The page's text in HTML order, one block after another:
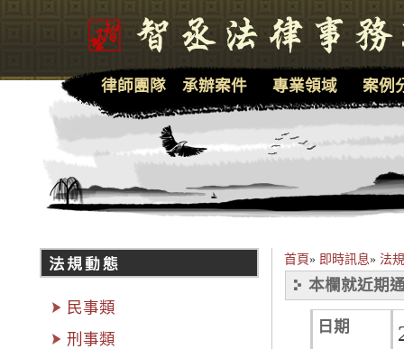
首頁» 即時訊息» 法
本欄就近期
日期
律師團隊 承辦案件 專業領域 案例
民事類
刑事類